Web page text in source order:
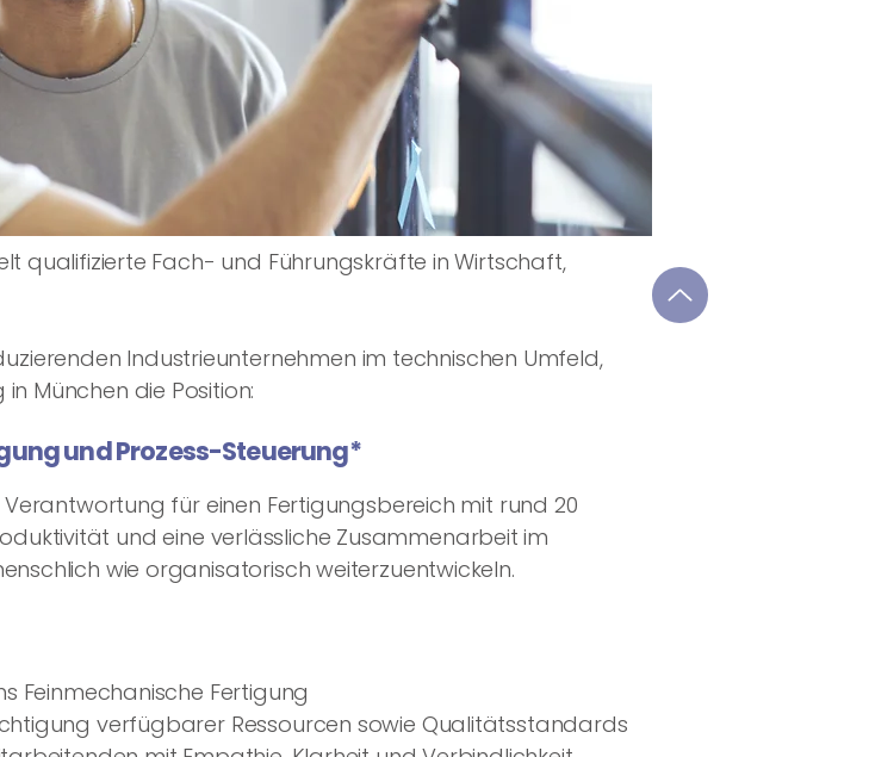
qualifizierte Fach- und Führungskräfte in Wirtschaft,
Industrieunternehmen im technischen Umfeld,
München die Position:
und Prozess-Steuerung*
für einen Fertigungsbereich mit rund 20
und eine verlässliche Zusammenarbeit im
wie organisatorisch weiterzuentwickeln.
Feinmechanische Fertigung
verfügbarer Ressourcen sowie Qualitätsstandards